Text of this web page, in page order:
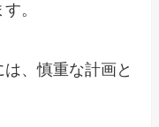
。
、慎重な計画と